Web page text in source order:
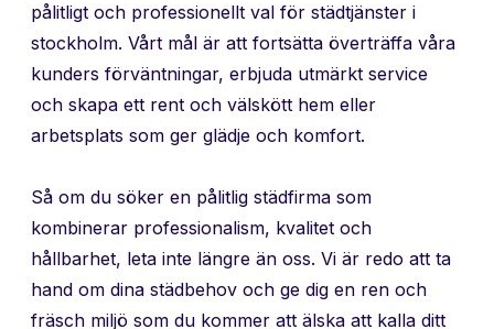
pålitligt och professionellt val för städtjänster i
stockholm. Vårt mål är att fortsätta överträffa våra
kunders förväntningar, erbjuda utmärkt service
och skapa ett rent och välskött hem eller
arbetsplats som ger glädje och komfort.
Så om du söker en pålitlig städfirma som
kombinerar professionalism, kvalitet och
hållbarhet, leta inte längre än oss. Vi är redo att ta
hand om dina städbehov och ge dig en ren och
fräsch miljö som du kommer att älska att kalla ditt